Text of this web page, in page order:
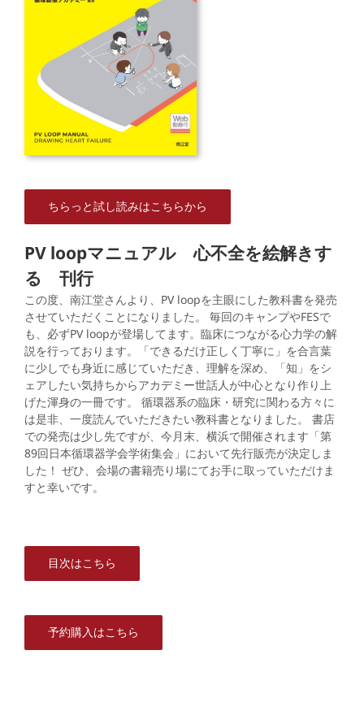
ちらっと試し読みはこちらから
PV loopマニュアル 心不全を絵解きす
る 刊行
この度、南江堂さんより、PV loopを主眼にした教科書を発売
させていただくことになりました。 毎回のキャンプやFESで
も、必ずPV loopが登場してます。臨床につながる心力学の解
説を行っております。「できるだけ正しく丁寧に」を合言葉
に少しでも身近に感じていただき、理解を深め、「知」をシ
ェアしたい気持ちからアカデミー世話人が中心となり作り上
げた渾身の一冊です。 循環器系の臨床・研究に関わる方々に
は是非、一度読んでいただきたい教科書となりました。 書店
での発売は少し先ですが、今月末、横浜で開催されます「第
89回日本循環器学会学術集会」において先行販売が決定しま
した！ ぜひ、会場の書籍売り場にてお手に取っていただけま
すと幸いです。
目次はこちら
予約購入はこちら